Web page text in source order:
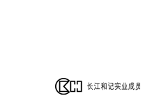
: (852) 3151-2288